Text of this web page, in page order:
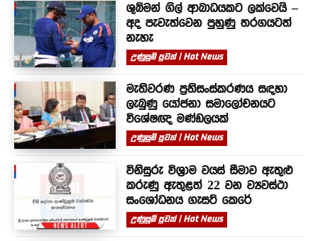
ශුබ්මන් ගිල් ආබාධයකට ලක්වෙයි –
අද පැවැත්වෙන පුහුණු තරගයටත්
නැහැ
උණුසුම් පුවත් | Hot News
මැතිවරණ ප්‍රතිසංස්කරණය සඳහා
ලැබුණු යෝජනා සමාලෝචනයට
විශේෂඥ මණ්ඩලයක්
උණුසුම් පුවත් | Hot News
විනිසුරු විශ්‍රාම වයස් සීමාව ඇතුළු
කරුණු ඇතුළත් 22 වන ව්‍යවස්ථා
සංශෝධනය ගැසට් කෙරේ
උණුසුම් පුවත් | Hot News